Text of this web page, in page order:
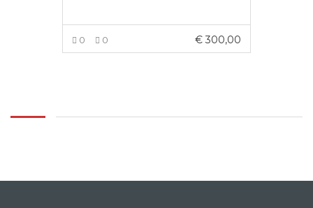
0 0 € 300,00